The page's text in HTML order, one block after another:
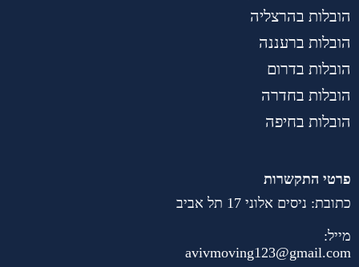
הובלות בהרצליה
הובלות ברעננה
הובלות בדרום
הובלות בחדרה
הובלות בחיפה
פרטי התקשרות
כתובת: ניסים אלוני 17 תל אביב
מייל:
avivmoving123@gmail.com